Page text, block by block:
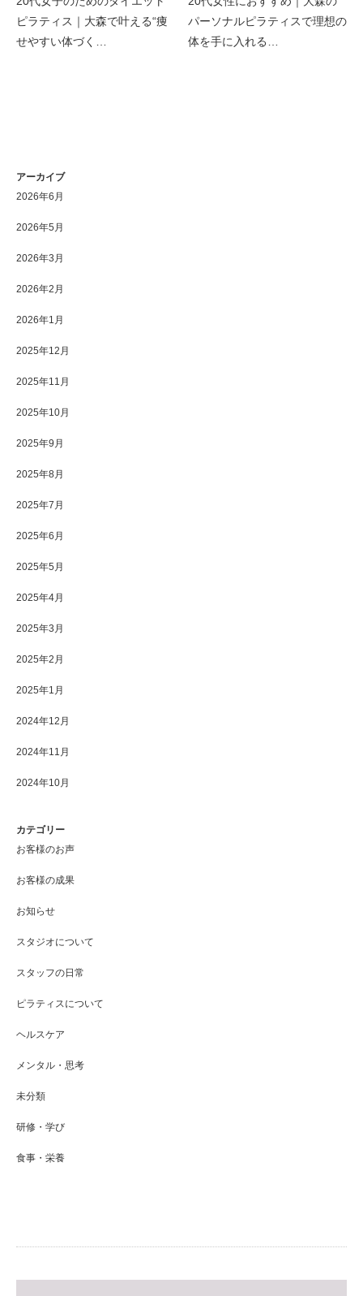
ピラティス｜大森で叶える“痩
せやすい体づく…
パーソナルピラティスで理想の
体を手に入れる…
アーカイブ
2026年6月
2026年5月
2026年3月
2026年2月
2026年1月
2025年12月
2025年11月
2025年10月
2025年9月
2025年8月
2025年7月
2025年6月
2025年5月
2025年4月
2025年3月
2025年2月
2025年1月
2024年12月
2024年11月
2024年10月
カテゴリー
お客様のお声
お客様の成果
お知らせ
スタジオについて
スタッフの日常
ピラティスについて
ヘルスケア
メンタル・思考
未分類
研修・学び
食事・栄養